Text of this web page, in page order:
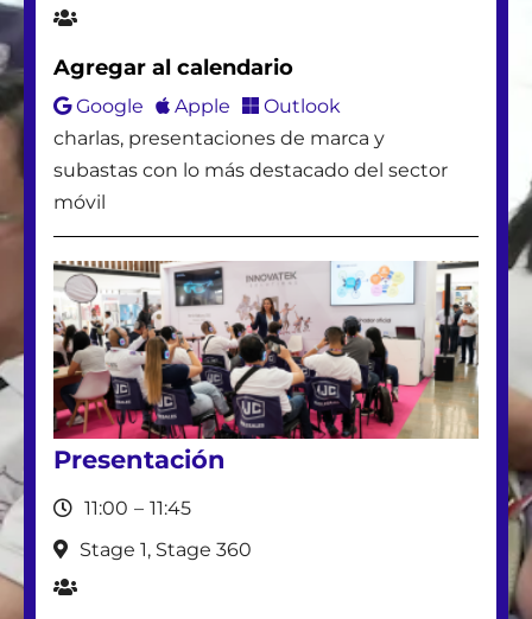
VIP
MOUNTPOLE
MECANICO
MOBILE SENTRIX
HK REFURBISHED
Agregar al calendario
Google Apple
Outlook
charlas, presentaciones de marca y
subastas con lo más destacado del sector
móvil
Presentación
11:00 – 11:45
Stage 1, Stage 360